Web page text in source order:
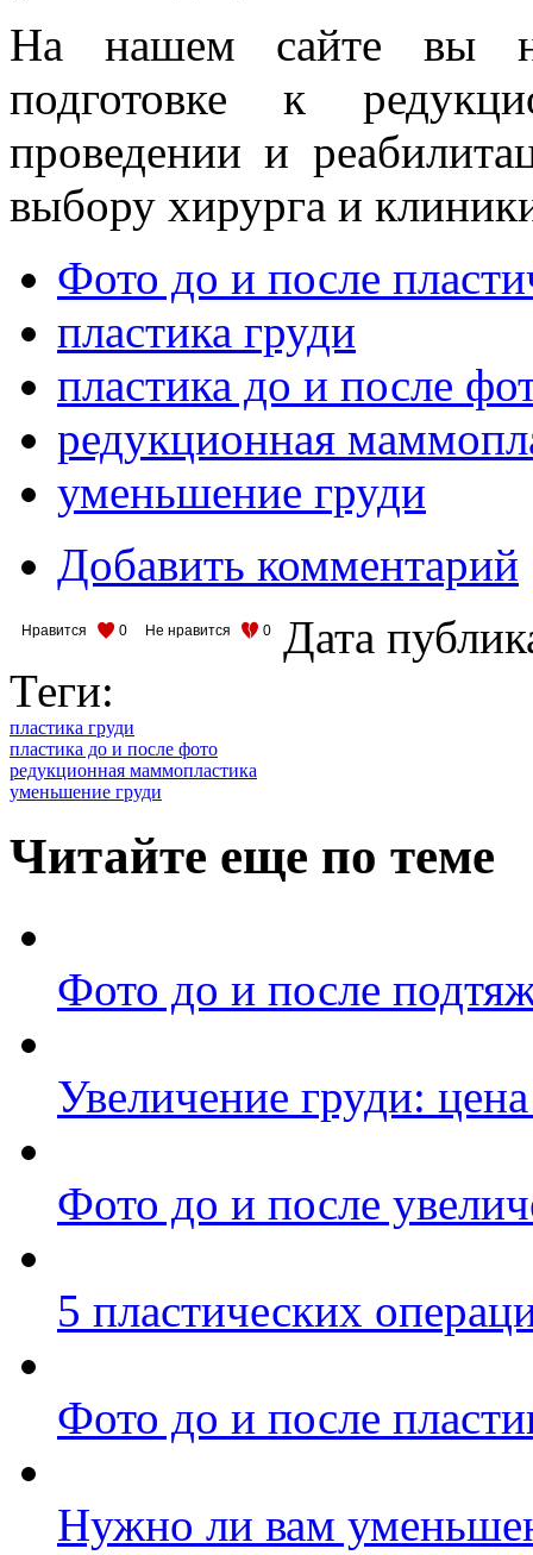
На нашем сайте вы
подготовке к
проведении и
выбору хирурга и
Фото до и после
пластика груди
пластика до и после
редукционная
уменьшение груди
Добавить комментарий
Нравится 0 Не нравится 0
Дата
Теги:
пластика груди
пластика до и после фото
редукционная маммопластика
уменьшение груди
Читайте еще по теме
Фото до и после
Увеличение груди:
Фото до и после
5 пластических
Фото до и после
Нужно ли вам